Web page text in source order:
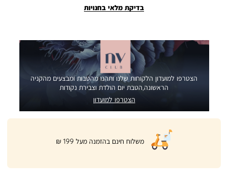
בדיקת מלאי בחנויות
הצטרפו למועדון הלקוחות שלנו ותהנו מהטבות ומבצעים מהקניה
הראשונה,הטבת יום הולדת וצבירת נקודות
הצטרפו למועדון
|
product
page
banner
משלוח חינם בהזמנה מעל 199 ₪